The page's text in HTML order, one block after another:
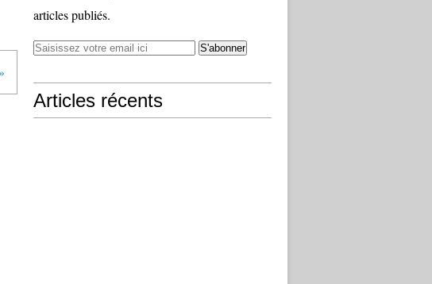
articles publiés.
Articles récents